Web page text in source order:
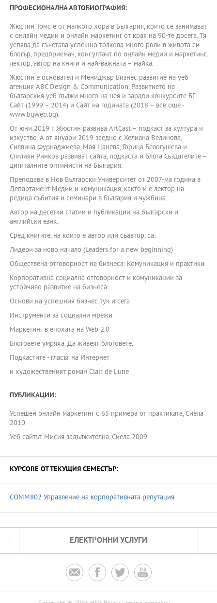
ПРОФЕСИОНАЛНА АВТОБИОГРАФИЯ:
Жюстин Томс е от малкото хора в България, които се занимават
с онлайн медии и онлайн маркетинг от края на 90-те досега. Тя
успява да съчетава успешно толкова много роли в живота си –
блогър, предприемач, консултант по онлайн медии и маркетинг,
лектор, автор на книги и най-важната – майка.
Жюстин е основател и Мениджър Бизнес развитие на уеб
агенция ABC Design & Communication. Развитието на
българския уеб дължи много на нея и заради конкурсите БГ
Сайт (1999 – 2014) и Сайт на годината (2018 – все още -
www.bgweb.bg).
От юни 2019 г. Жюстин развива ArtCast – подкаст за култура и
изкуство. А от януари 2019 заедно с Хелиана Велинова,
Силвина Фурнаджиева, Мая Цанева, Горица Белогушева и
Стилиян Ринков развиват сайта, подкаста и блога Създателите –
дигиталните оптимисти на България.
Преподава в Нов Български Университет от 2007-ма година в
Департамент Медии и комуникация, както и е лектор на
редица събития и семинари в България и чужбина.
Автор на десетки статии и публикации на български и
английски език.
Сред книгите, на които е автор или съавтор, са:
Лидери за ново начало (Leaders for a new beginning)
Обществена отговорност на бизнеса: Комуникация и практики
Корпоративна социална отговорност и комуникации за
устойчиво развитие на бизнеса
Основи на успешния бизнес тук и сега
Инструменти за социални мрежи
Маркетинг в епохата на Web 2.0
Блоговете умряха. Да живеят блоговете.
Подкастите - гласът на Интернет
и художественият роман Clair de Lune
ПУБЛИКАЦИИ:
Успешен онлайн маркетинг с 65 примера от практиката, Сиела
2010
Уеб сайтът. Мисия задължителна, Сиела 2009
КУРСОВЕ ОТ ТЕКУЩИЯ СЕМЕСТЪР:
COMM802 Управление на корпоративната репутация
ЕЛЕКТРОННИ УСЛУГИ
   